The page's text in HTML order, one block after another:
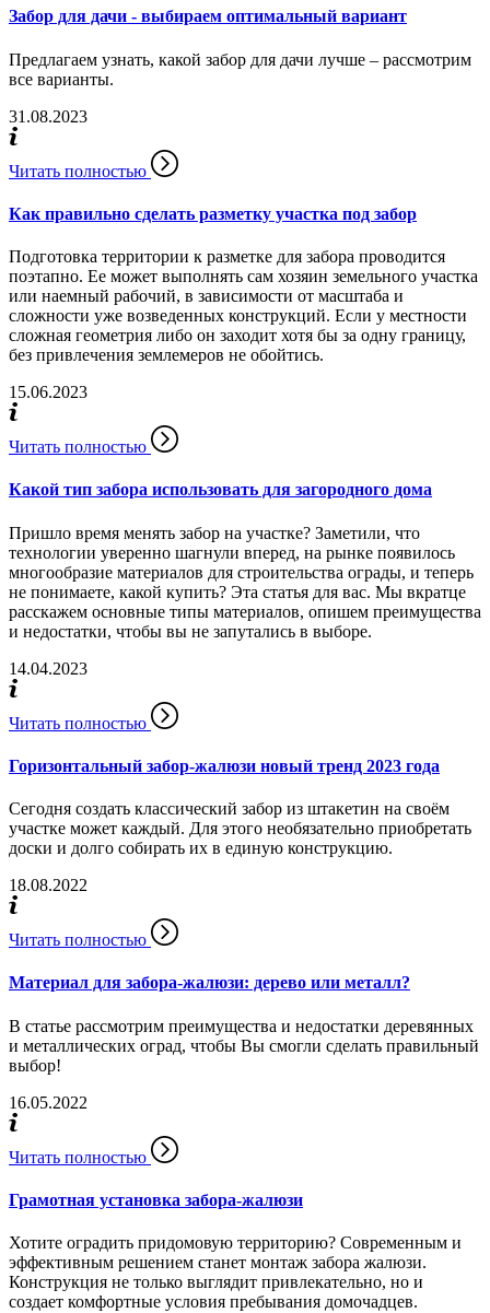
Забор для дачи - выбираем оптимальный вариант
Предлагаем узнать, какой забор для дачи лучше – рассмотрим
все варианты.
31.08.2023
Читать полностью
Как правильно сделать разметку участка под забор
Подготовка территории к разметке для забора проводится
поэтапно. Ее может выполнять сам хозяин земельного участка
или наемный рабочий, в зависимости от масштаба и
сложности уже возведенных конструкций. Если у местности
сложная геометрия либо он заходит хотя бы за одну границу,
без привлечения землемеров не обойтись.
15.06.2023
Читать полностью
Какой тип забора использовать для загородного дома
Пришло время менять забор на участке? Заметили, что
технологии уверенно шагнули вперед, на рынке появилось
многообразие материалов для строительства ограды, и теперь
не понимаете, какой купить? Эта статья для вас. Мы вкратце
расскажем основные типы материалов, опишем преимущества
и недостатки, чтобы вы не запутались в выборе.
14.04.2023
Читать полностью
Горизонтальный забор-жалюзи новый тренд 2023 года
Сегодня создать классический забор из штакетин на своём
участке может каждый. Для этого необязательно приобретать
доски и долго собирать их в единую конструкцию.
18.08.2022
Читать полностью
Материал для забора-жалюзи: дерево или металл?
В статье рассмотрим преимущества и недостатки деревянных
и металлических оград, чтобы Вы смогли сделать правильный
выбор!
16.05.2022
Читать полностью
Грамотная установка забора-жалюзи
Хотите оградить придомовую территорию? Современным и
эффективным решением станет монтаж забора жалюзи.
Конструкция не только выглядит привлекательно, но и
создает комфортные условия пребывания домочадцев.